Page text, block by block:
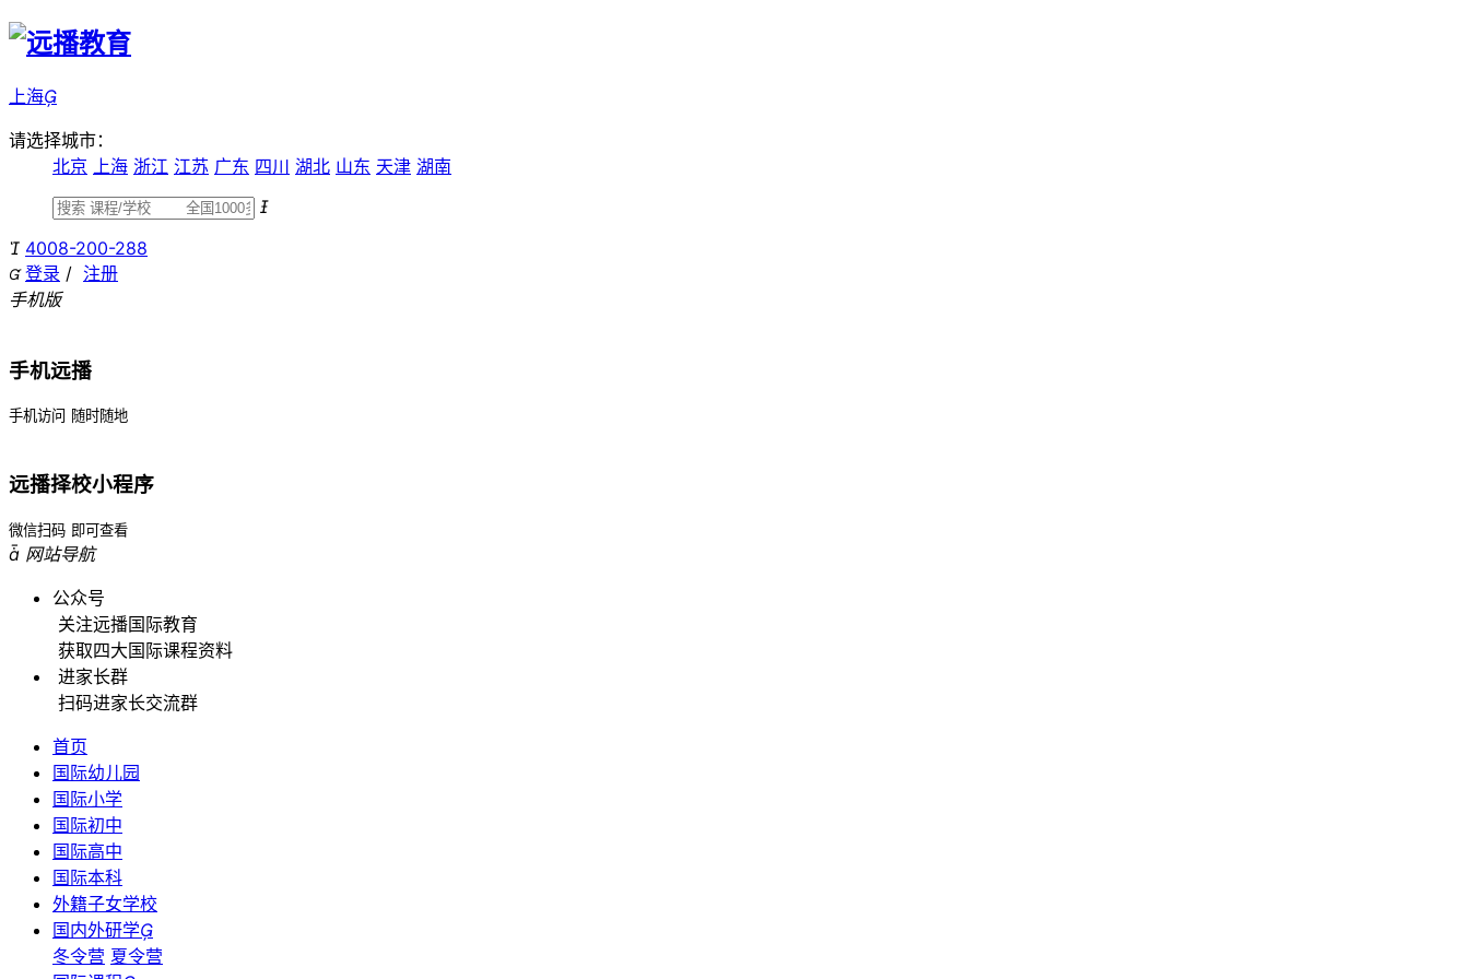
上海
请选择城市：
北京
上海 浙江 江苏 广东 四川 湖北 山东 天津 湖南

 4008-200-288
 登录 / 注册
手机版
手机远播
手机访问 随时随地
远播择校小程序
微信扫码 即可查看
 网站导航
公众号
关注远播国际教育
获取四大国际课程资料
进家长群
扫码进家长交流群
首页
国际幼儿园
国际小学
国际初中
国际高中
国际本科
外籍子女学校
国内外研学
冬令营 夏令营